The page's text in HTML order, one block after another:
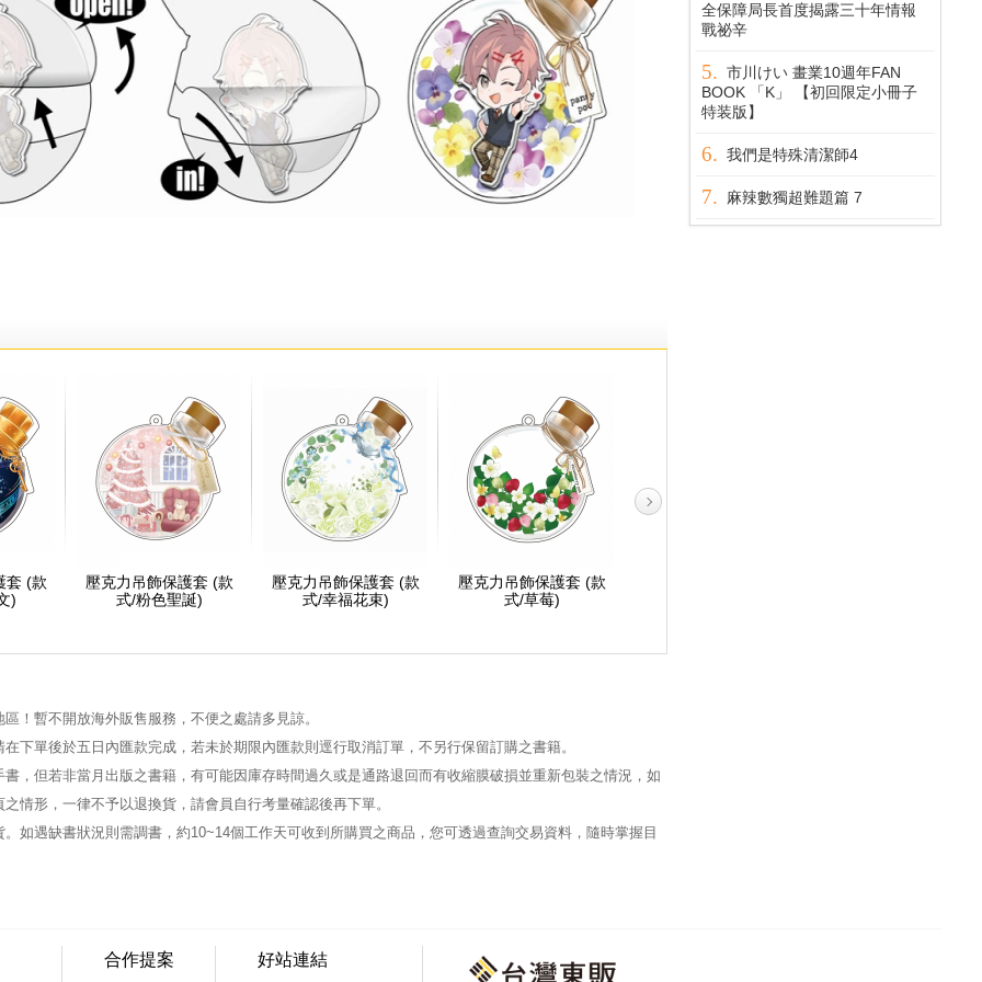
套 (款
)
壓克力吊飾保護套 (款
式/粉色聖誕)
壓克力吊飾保護套 (款
式/幸福花束)
壓克力吊飾保護套 (款
式/草莓)
！暫不開放海外販售服務，不便之處請多見諒。
下單後於五日內匯款完成，若未於期限內匯款則逕行取消訂單，不另行保留訂購之書籍。
，但若非當月出版之書籍，有可能因庫存時間過久或是通路退回而有收縮膜破損並重新包裝之情況，如
情形，一律不予以退換貨，請會員自行考量確認後再下單。
如遇缺書狀況則需調書，約10~14個工作天可收到所購買之商品，您可透過查詢交易資料，隨時掌握目
全保障局長首度揭露三十年情報
戰祕辛
市川けい 畫業10週年FAN
BOOK 「K」 【初回限定小冊子
特装版】
我們是特殊清潔師4
麻辣數獨超難題篇 7
合作提案 好站連結